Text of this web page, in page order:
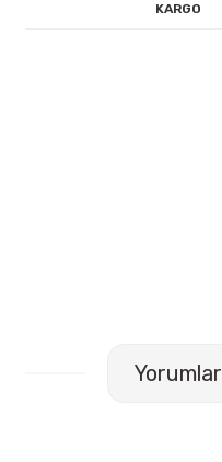
KARGO
Yorumlar